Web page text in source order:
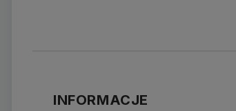
INFORMACJE